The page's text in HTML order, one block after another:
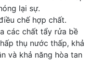
lại sự.
chế hợp chất.
các chất tẩy rửa bề
thụ nước thấp, khả
và khả năng hòa tan